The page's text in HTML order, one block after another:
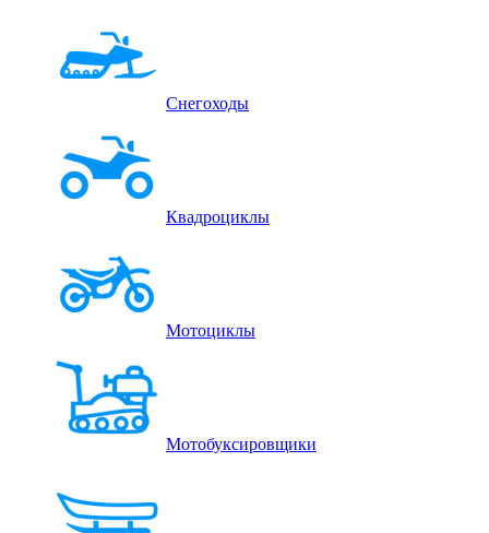
Снегоходы
Квадроциклы
Мотоциклы
Мотобуксировщики